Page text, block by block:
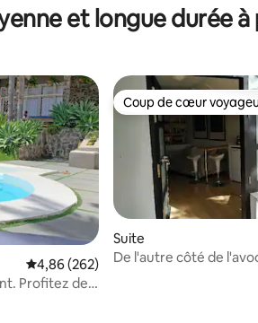
et longue durée
commentaires : 5 sur 5
Évaluation moyenne sur la base de
4,86 (262)
Profitez de
Coup de cœur
Coup de cœur
Suite
De l'autre côté de